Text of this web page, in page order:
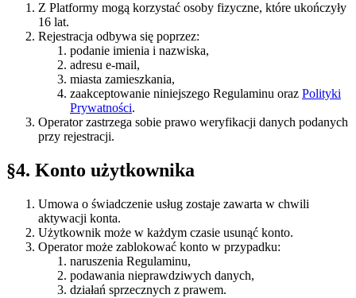
Z Platformy mogą korzystać osoby fizyczne, które ukończyły
16 lat.
Rejestracja odbywa się poprzez:
podanie imienia i nazwiska,
adresu e-mail,
miasta zamieszkania,
zaakceptowanie niniejszego Regulaminu oraz Polityki
Prywatności.
Operator zastrzega sobie prawo weryfikacji danych podanych
przy rejestracji.
§4. Konto użytkownika
Umowa o świadczenie usług zostaje zawarta w chwili
aktywacji konta.
Użytkownik może w każdym czasie usunąć konto.
Operator może zablokować konto w przypadku:
naruszenia Regulaminu,
podawania nieprawdziwych danych,
działań sprzecznych z prawem.